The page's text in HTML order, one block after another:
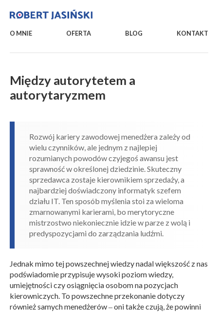
O MNIE OFERTA BLOG KONTAKT
Między autorytetem a
autorytaryzmem
Rozwój kariery zawodowej menedżera zależy od
wielu czynników, ale jednym z najlepiej
rozumianych powodów czyjegoś awansu jest
sprawność w określonej dziedzinie. Skuteczny
sprzedawca zostaje kierownikiem sprzedaży, a
najbardziej doświadczony informatyk szefem
działu IT. Ten sposób myślenia stoi za wieloma
zmarnowanymi karierami, bo merytoryczne
mistrzostwo niekoniecznie idzie w parze z wolą i
predyspozycjami do zarządzania ludźmi.
Jednak mimo tej powszechnej wiedzy nadal większość z nas
podświadomie przypisuje wysoki poziom wiedzy,
umiejętności czy osiągnięcia osobom na pozycjach
kierowniczych. To powszechne przekonanie dotyczy
również samych menedżerów ‒ oni także czują, że powinni